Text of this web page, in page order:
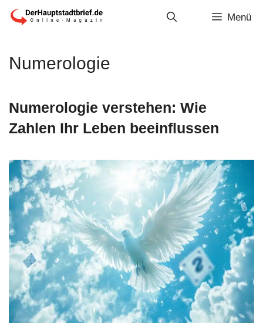
Zum
Menü
Numerologie
Numerologie verstehen: Wie
Zahlen Ihr Leben beeinflussen